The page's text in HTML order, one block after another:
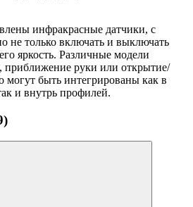
инфракрасные датчики, с
только включать и выключать
яркость. Различные модели
приближение руки или открытие/
могут быть интегрированы как в
и внутрь профилей.